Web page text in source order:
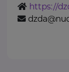
https://